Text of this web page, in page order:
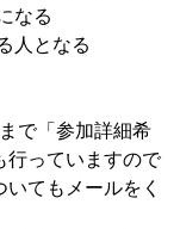
なる
となる
で「参加詳細希
行っていますので
てもメールをく